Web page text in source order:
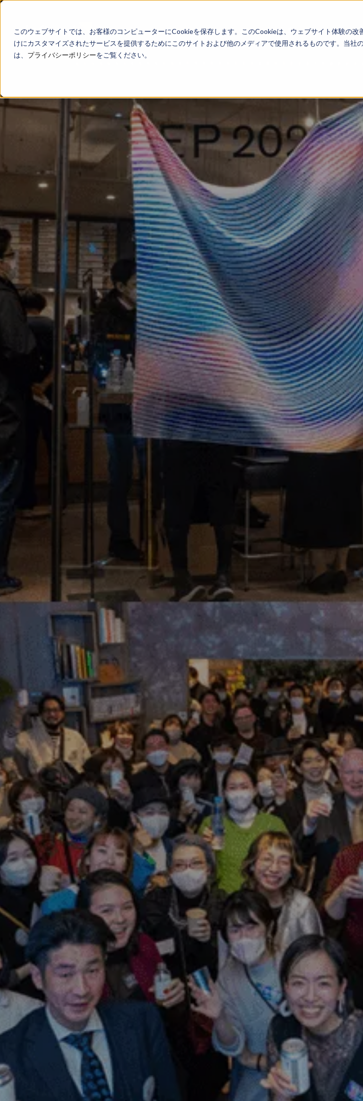
このウェブサイトでは、お客様のコンピューターにCookieを保存します。このCookieは、ウェブサイト体験の改
けにカスタマイズされたサービスを提供するためにこのサイトおよび他のメディアで使用されるものです。当社
は、 プライバシーポリシーをご覧ください。
About Service Work